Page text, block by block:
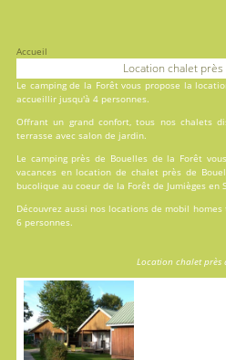
Accueil
Location chalet
Le camping de la Forêtvous propose la
accueillir jusqu'à 4 personnes.
Offrant un grand confort, tous nos chalets
terrasse avec salon de jardin.
Le camping près de Bouelles de la Forêt
vacances en location de chalet près de
bucolique au coeur de la Forêt de Jumièges en
Découvrez aussi nos locations de mobil homes
6 personnes.
Location chalet près